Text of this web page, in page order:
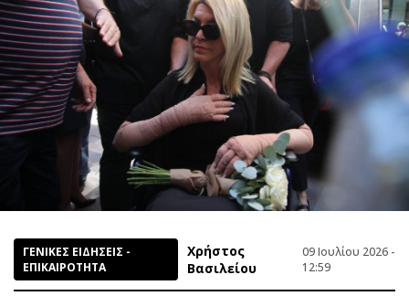
ΓΕΝΙΚΕΣ ΕΙΔΗΣΕΙΣ -
ΕΠΙΚΑΙΡΟΤΗΤΑ
Χρήστος
Βασιλείου
09 Ιουλίου 2026 -
12:59